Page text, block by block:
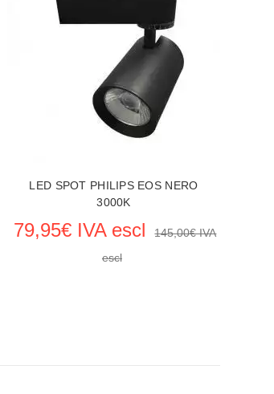
VEDERE LE PRODUCTO ILLUMINAZIONE
LED SPOT PHILIPS EOS NERO
3000K
79,95€ IVA escl
145,00€ IVA
escl